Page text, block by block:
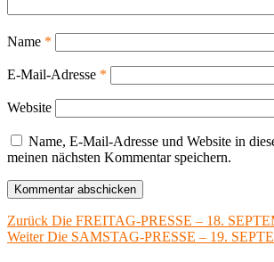
Name *
E-Mail-Adresse *
Website
Name, E-Mail-Adresse und Website in
meinen nächsten Kommentar speichern.
Beitragsnavigation
Zurück Vorheriger
Beitrag:
Die FREITAG-PRESSE – 18.
Weiter Nächster
Die SAMSTAG-PRESSE – 19.